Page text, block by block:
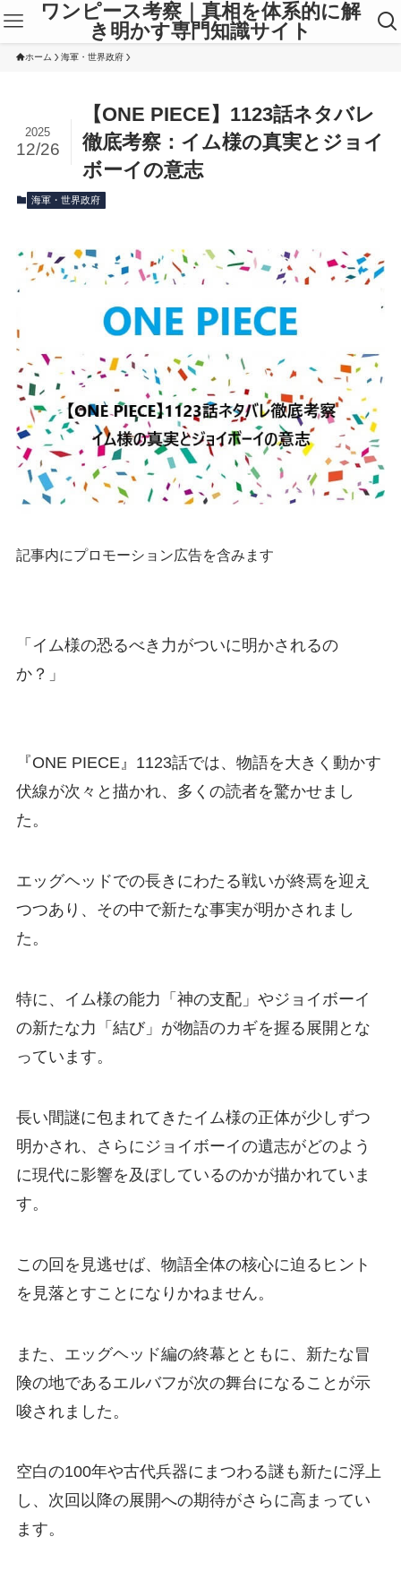
ワンピース考察｜真相を体系的に解
き明かす専門知識サイト
ホーム 海軍・世界政府
【ONE PIECE】1123話ネタバレ
徹底考察：イム様の真実とジョイ
ボーイの意志
2025
12/26
海軍・世界政府
記事内にプロモーション広告を含みます
「イム様の恐るべき力がついに明かされるの
か？」
『ONE PIECE』1123話では、物語を大きく動かす
伏線が次々と描かれ、多くの読者を驚かせまし
た。
エッグヘッドでの長きにわたる戦いが終焉を迎え
つつあり、その中で新たな事実が明かされまし
た。
特に、イム様の能力「神の支配」やジョイボーイ
の新たな力「結び」が物語のカギを握る展開とな
っています。
長い間謎に包まれてきたイム様の正体が少しずつ
明かされ、さらにジョイボーイの遺志がどのよう
に現代に影響を及ぼしているのかが描かれていま
す。
この回を見逃せば、物語全体の核心に迫るヒント
を見落とすことになりかねません。
また、エッグヘッド編の終幕とともに、新たな冒
険の地であるエルバフが次の舞台になることが示
唆されました。
空白の100年や古代兵器にまつわる謎も新たに浮上
し、次回以降の展開への期待がさらに高まってい
ます。